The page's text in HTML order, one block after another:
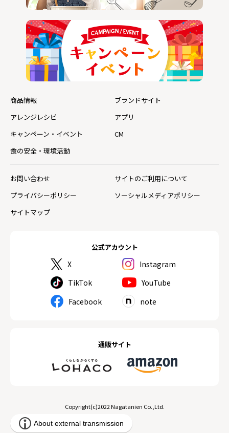
公式アカウント
X
Instagram
TikTok
YouTube
Facebook
note
通販サイト
商品情報
ブランドサイト
アレンジレシピ
アプリ
キャンペーン・イベント
CM
食の安全・環境活動
お問い合わせ
サイトのご利用について
プライバシーポリシー
ソーシャルメディアポリシー
サイトマップ
Copyright(c)2022 Nagatanien Co.,Ltd.